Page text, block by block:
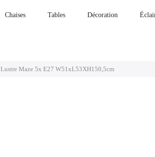
Chaises Tables Décoration
Lustre Maze 5x E27 W51xL53XH150,5cm